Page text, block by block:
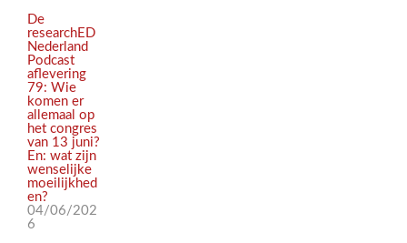
De
researchED
Nederland
Podcast
aflevering
79: Wie
komen er
allemaal op
het congres
van 13 juni?
En: wat zijn
wenselijke
moeilijkhed
en?
04/06/202
6